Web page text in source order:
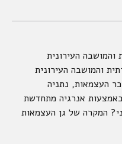
והמושבה העירונית
והמושבה העירונית
העצמאות, נתניה
באמצעות אנרגיה מתחדשת
המקרה של גן העצמאות